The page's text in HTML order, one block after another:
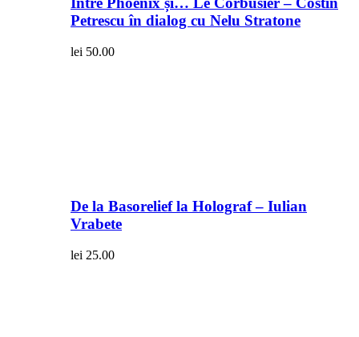
Petrescu în dialog cu Nelu Stratone
lei 50.00
De la Basorelief la Holograf – Iulian
Vrabete
lei 25.00